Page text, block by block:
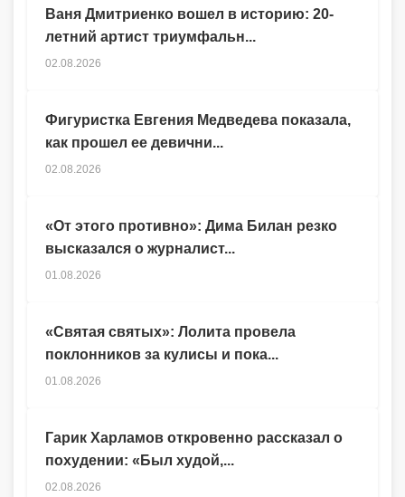
Гарик Харламов откровенно рассказал о
похудении: «Был худой,...
02.08.2026
Ваня Дмитриенко вошел в историю: 20-
летний артист триумфальн...
02.08.2026
Фигуристка Евгения Медведева показала,
как прошел ее девични...
02.08.2026
«От этого противно»: Дима Билан резко
высказался о журналист...
01.08.2026
«Святая святых»: Лолита провела
поклонников за кулисы и пока...
01.08.2026